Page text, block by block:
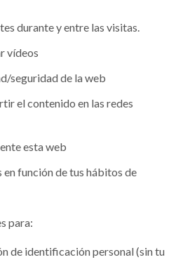
durante y entre las visitas.
vídeos
seguridad de la web
el contenido en las redes
esta web
función de tus hábitos de
para:
de identificación personal (sin tu